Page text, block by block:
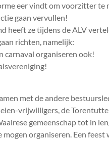
eer vindt om voorzitter
gaan vervullen!
heeft ze tijdens de ALV
richten, namelijk:
carnaval organiseren ook!
met de andere
vrijwilligers, de
gemeenschap tot in
mogen organiseren. Een